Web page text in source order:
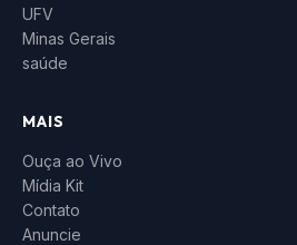
UFV
Minas Gerais
saúde
MAIS
Ouça ao Vivo
Mídia Kit
Contato
Anuncie